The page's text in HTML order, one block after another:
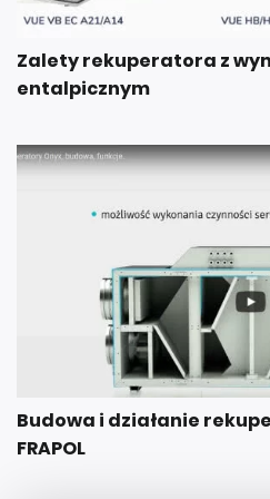
Zalety rekuperatora z
entalpicznym
Budowa i działanie
FRAPOL